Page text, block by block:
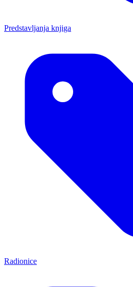
Predstavljanja knjiga
Radionice